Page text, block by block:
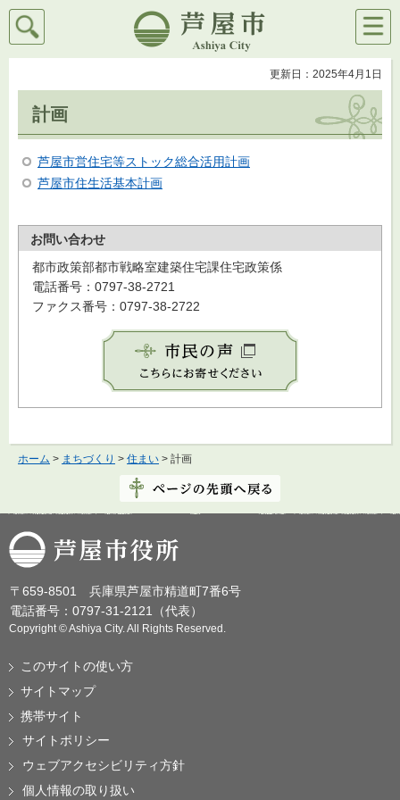
芦屋市
検索
メニ
ュー
更新日：2025年4月1日
計画
芦屋市営住宅等ストック総合活用計画
芦屋市住生活基本計画
お問い合わせ
都市政策部都市戦略室建築住宅課住宅政策係
電話番号：0797-38-2721
ファクス番号：0797-38-2722
ホーム > まちづくり > 住まい > 計画
芦屋市役所
〒659-8501 兵庫県芦屋市精道町7番6号
電話番号：0797-31-2121（代表）
Copyright © Ashiya City. All Rights Reserved.
このサイトの使い方
サイトマップ
携帯サイト
サイトポリシー
ウェブアクセシビリティ方針
個人情報の取り扱い